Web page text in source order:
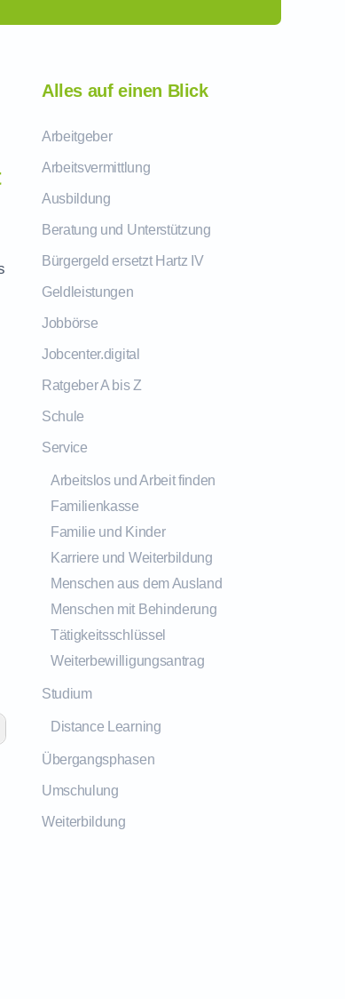
Alles auf einen Blick
Arbeitgeber
Arbeitsvermittlung
Ausbildung
Beratung und Unterstützung
Bürgergeld ersetzt Hartz IV
Geldleistungen
Jobbörse
Jobcenter.digital
Ratgeber A bis Z
Schule
Service
Arbeitslos und Arbeit finden
Familienkasse
Familie und Kinder
Karriere und Weiterbildung
Menschen aus dem Ausland
Menschen mit Behinderung
Tätigkeitsschlüssel
Weiterbewilligungsantrag
Studium
Distance Learning
Übergangsphasen
Umschulung
Weiterbildung